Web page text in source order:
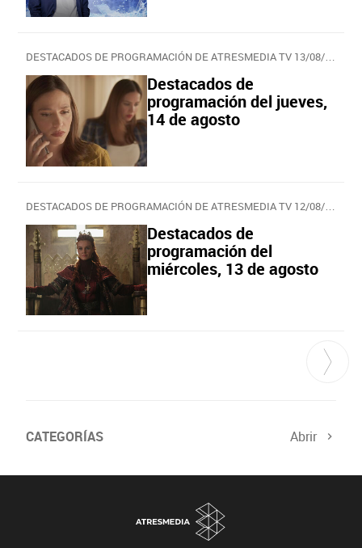
DESTACADOS DE PROGRAMACIÓN DE ATRESMEDIA TV 13/08/2025
Destacados de
programación del jueves,
14 de agosto
DESTACADOS DE PROGRAMACIÓN DE ATRESMEDIA TV 12/08/2025
Destacados de
programación del
miércoles, 13 de agosto
CATEGORÍAS Abrir